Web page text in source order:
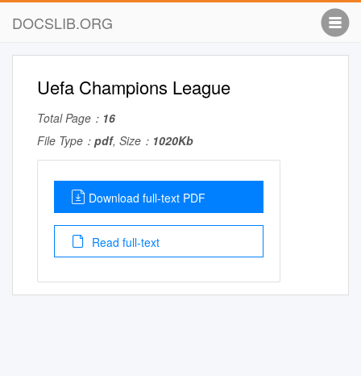
DOCSLIB.ORG
Uefa Champions League
Total Page： 16
File Type： pdf, Size： 1020Kb
Download full-text PDF
Read full-text